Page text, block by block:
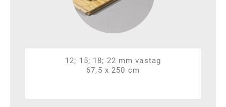
12; 15; 18; 22 mm vastag
67,5 x 250 cm